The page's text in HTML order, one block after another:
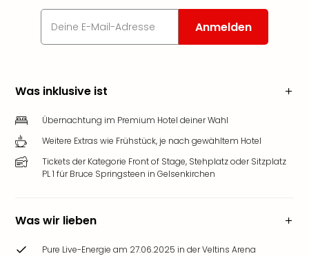
Anmelden
Was inklusive ist
Übernachtung im Premium Hotel deiner Wahl
Weitere Extras wie Frühstück, je nach gewähltem Hotel
Tickets der Kategorie Front of Stage, Stehplatz oder Sitzplatz
PL 1 für Bruce Springsteen in Gelsenkirchen
Was wir lieben
Pure Live-Energie am 27.06.2025 in der Veltins Arena